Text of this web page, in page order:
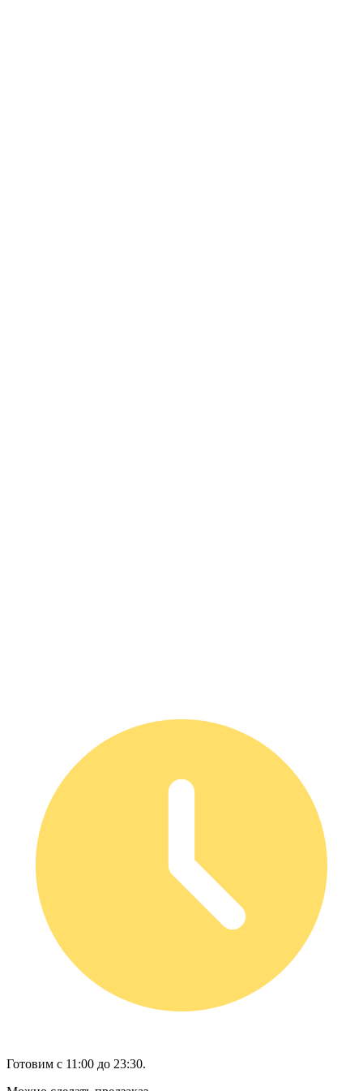
Готовим с 11:00 до 23:30.